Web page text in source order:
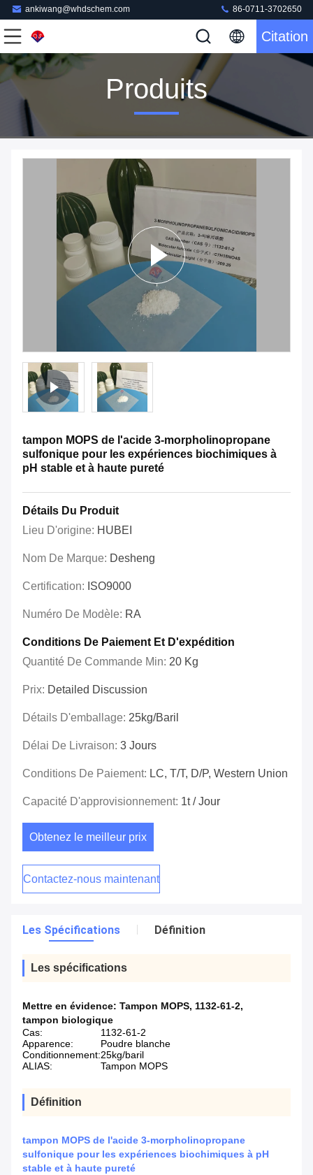
ankiwang@whdschem.com 86-0711-3702650
Citation
Produits
tampon MOPS de l'acide 3-morpholinopropane
sulfonique pour les expériences biochimiques à
pH stable et à haute pureté
Détails Du Produit
Lieu D'origine: HUBEI
Nom De Marque: Desheng
Certification: ISO9000
Numéro De Modèle: RA
Conditions De Paiement Et D'expédition
Quantité De Commande Min: 20 Kg
Prix: Detailed Discussion
Détails D'emballage: 25kg/baril
Délai De Livraison: 3 Jours
Conditions De Paiement: LC, T/T, D/P, Western Union
Capacité D'approvisionnement: 1t / Jour
Obtenez le meilleur prix
Contactez-nous maintenant
Les Spécifications Définition
Les spécifications
Mettre en évidence: Tampon MOPS, 1132-61-2,
tampon biologique
Cas:
1132-61-2
Apparence:
Poudre blanche
Conditionnement:25kg/baril
ALIAS:
Tampon MOPS
Définition
tampon MOPS de l'acide 3-morpholinopropane
sulfonique pour les expériences biochimiques à pH
stable et à haute pureté